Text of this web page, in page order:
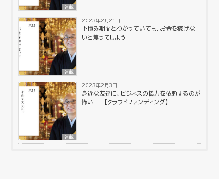
連載
連載
2023年2月21日
下積み期間とわかっていても、お金を稼げな
いと焦ってしまう
連載
2023年2月3日
身近な友達に、ビジネスの協力を依頼するのが
怖い……【クラウドファンディング】